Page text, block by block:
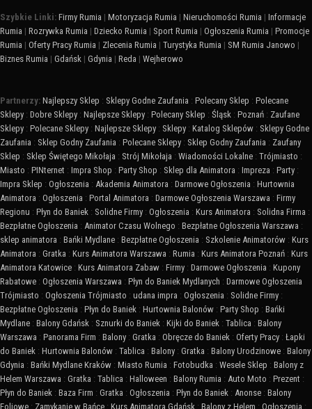
Szybkie Linki: Firmy Rumia | Motoryzacja Rumia | Nieruchomości Rumia | Informacje
Rumia | Rozrywka Rumia | Dziecko Rumia | Sport Rumia | Ogłoszenia Rumia | Promocje
Rumia | Oferty Pracy Rumia | Zlecenia Rumia | Turystyka Rumia | SM Rumia Janowo |
Biznes Rumia | Gdańsk | Gdynia | Reda | Wejherowo
Partnerzy: Najlepszy Sklep : Sklepy Godne Zaufania : Polecany Sklep : Polecane
Sklepy : Dobre Sklepy : Najlepsze Sklepy : Polecany Sklep : Śląsk : Poznań : Zaufane
Sklepy : Polecane Sklepy : Najlepsze Sklepy : Sklepy : Katalog Sklepów : Sklepy Godne
Zaufania : Sklep Godny Zaufania : Polecane Sklepy : Sklep Godny Zaufania : Zaufany
Sklep : Sklep Świętego Mikołaja : Strój Mikołaja : Wiadomości Lokalne : Trójmiasto :
Miasto : PINternet : Impra Shop : Party Shop : Sklep dla Animatora : Impreza : Party :
Impra Sklep : Ogłoszenia : Akademia Animatora : Darmowe Ogłoszenia : Hurtownia
Animatora : Ogłoszenia : Portal Animatora : Darmowe Ogłoszenia Warszawa : Firmy
Regionu : Płyn do Baniek : Solidne Firmy : Ogłoszenia : Kurs Animatora : Solidna Firma :
Bezpłatne Ogłoszenia : Animator Czasu Wolnego : Bezpłatne Ogłoszenia Warszawa :
sklep animatora : Bańki Mydlane : Bezpłatne Ogłoszenia : Szkolenie Animatorów : Kurs
Animatora : Gratka : Kurs Animatora Warszawa : Rumia : Kurs Animatora Poznań : Kurs
Animatora Katowice : Kurs Animatora Zabaw : Firmy : Darmowe Ogłoszenia : Kupony
Rabatowe : Ogłoszenia Warszawa : Płyn do Baniek Mydlanych : Darmowe Ogłoszenia
Trójmiasto : Ogłoszenia Trójmiasto : udana impra : Ogłoszenia : Solidne Firmy :
Bezpłatne Ogłoszenia : Płyn do Baniek : Hurtownia Balonów : Party Shop : Bańki
Mydlane : Balony Gdańsk : Sznurki do Baniek : Kijki do Baniek : Tablica : Balony
Warszawa : Panorama Firm : Balony : Gratka : Obręcze do Baniek : Oferty Pracy : Łapki
do Baniek : Hurtownia Balonów : Tablica : Balony : Gratka : Balony Urodzinowe : Balony
Gdynia : Bańki Mydlane Kraków : Miasto Rumia : Fotobudka : Wesele Sklep : Balony z
Helem Warszawa : Gratka : Tablica : Halloween : Balony Rumia : Auto Moto : Prezent :
Płyn do Baniek : Baza Firm : Gratka : Ogłoszenia : Płyn do Baniek : Anonse : Balony
Foliowe : Zamykanie w Bańce : Kurs Animatora Gdańsk : Balony z Helem : Ogłoszenia :